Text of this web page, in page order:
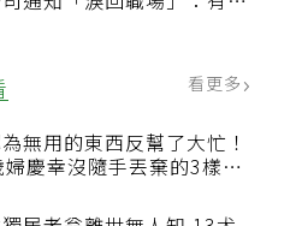
司通知「淚回職場」：有錢
為無用的東西反幫了大忙！
婦慶幸沒隨手丟棄的3樣物